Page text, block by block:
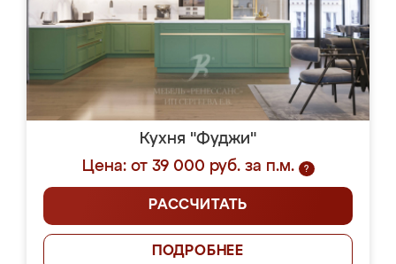
Кухня "Фуджи"
Цена: от 39 000 руб. за п.м.
?
РАССЧИТАТЬ
ПОДРОБНЕЕ